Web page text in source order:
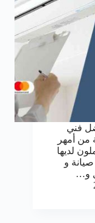
فني
من أمهر
لديها
و
و…